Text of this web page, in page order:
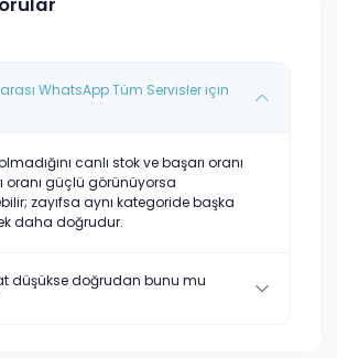
WhatsApp Tüm Servisler için
canlı stok ve başarı oranı
oranı güçlü görünüyorsa
zayıfsa aynı kategoride başka
daha doğrudur.
düşükse doğrudan bunu mu